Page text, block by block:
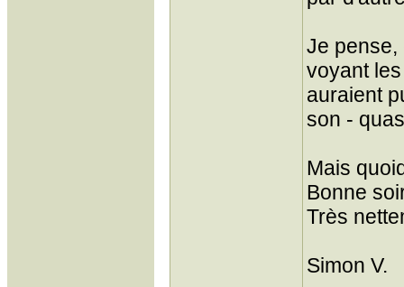
Je pense,
voyant
auraient
son -
Mais
Bonne
Très
Simon V.